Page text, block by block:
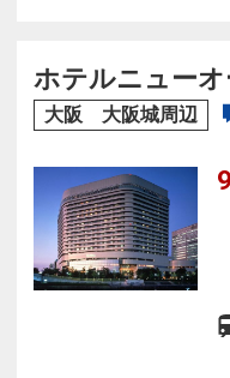
イリッシュなロビ
ます。
ホテルニュー
大阪 大阪城周辺